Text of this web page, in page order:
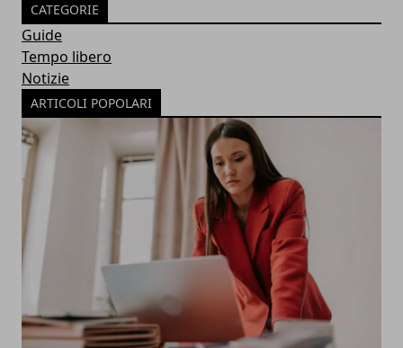
CATEGORIE
Guide
Tempo libero
Notizie
ARTICOLI POPOLARI